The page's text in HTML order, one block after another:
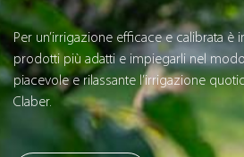
Per un’irrigazione efficace e calibrata è
prodotti più adatti e impiegarli nel
piacevole e rilassante l’irrigazione
Claber.